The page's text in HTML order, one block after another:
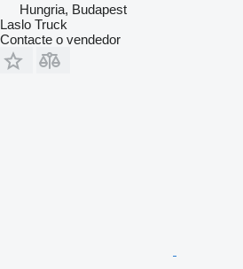
Hungria, Budapest
Laslo Truck
Contacte o vendedor